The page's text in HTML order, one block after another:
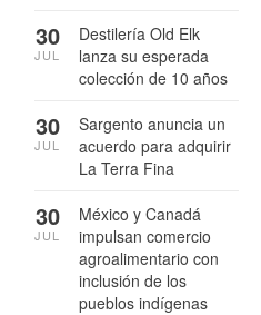
Destilería Old Elk
lanza su esperada
colección de 10 años
30
JUL
Sargento anuncia un
acuerdo para adquirir
La Terra Fina
30
JUL
México y Canadá
impulsan comercio
agroalimentario con
inclusión de los
pueblos indígenas
30
JUL